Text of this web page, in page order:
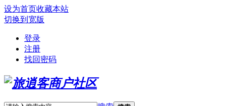
设为首页收藏本站
切换到宽版
登录
注册
找回密码